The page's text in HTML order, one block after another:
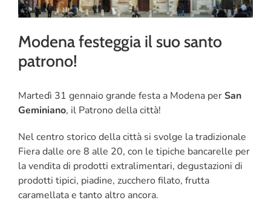
PUBBLICITÀ
SEGNALA UN EVENTO
CERCA
Modena festeggia il suo santo
patrono!
Martedì 31 gennaio grande festa a Modena perSan
Geminiano, il Patrono della città!
Nel centro storico della città si svolge la tradizionale
Fiera dalle ore 8 alle 20, con le tipiche bancarelle per
la vendita di prodotti extralimentari, degustazioni di
prodotti tipici, piadine, zucchero filato, frutta
caramellata e tanto altro ancora.